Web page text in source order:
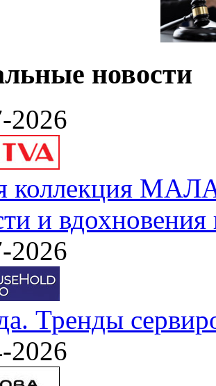
новости
2026
коллекция
и
2026
Тренды
2026